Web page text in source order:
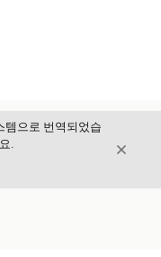
템으로 번역되었습
.
닫기